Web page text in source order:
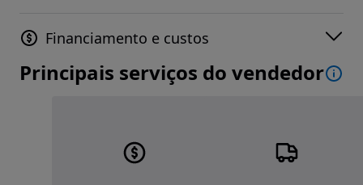
Financiamento e custos
Principais serviços do vendedor